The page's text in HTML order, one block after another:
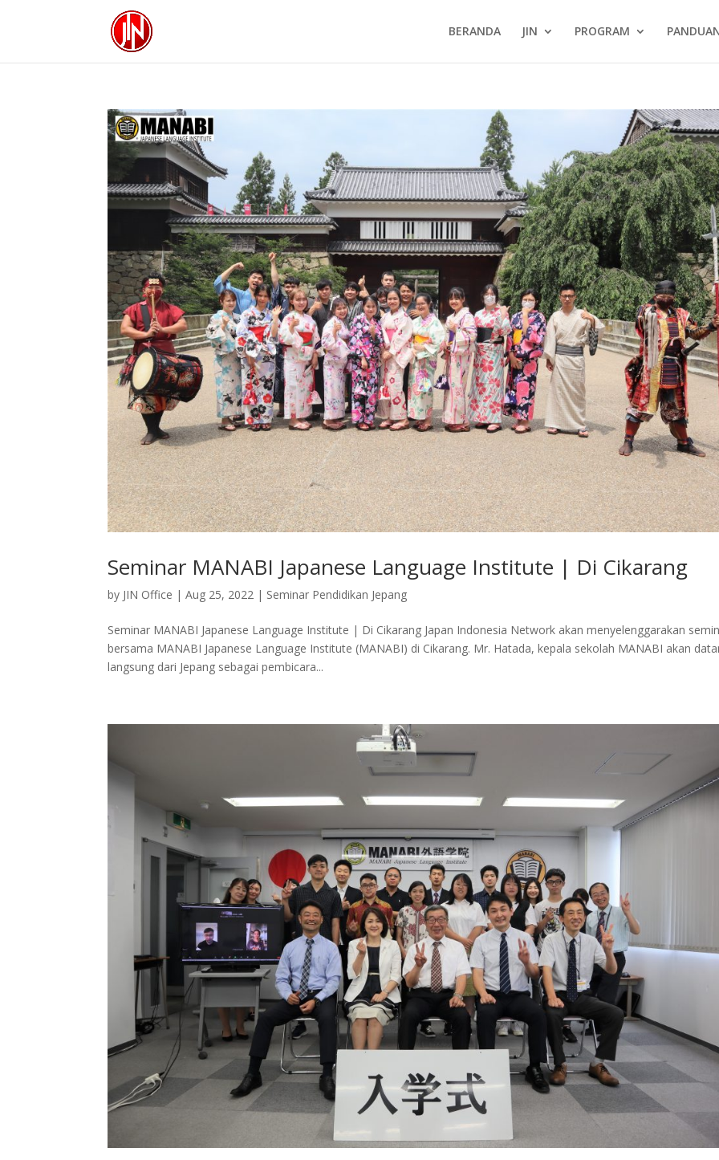
BERANDA JIN PROGRAM
Seminar MANABI Japanese Language Institute | Di Cikarang
by JIN Office |Aug 25, 2022 | Seminar Pendidikan Jepang
Seminar MANABI Japanese Language Institute | Di Cikarang Japan Indonesia Network akan menyelenggarakan
bersama MANABI Japanese Language Institute (MANABI) di Cikarang. Mr. Hatada, kepala sekolah MANABI akan
langsung dari Jepang sebagai pembicara...